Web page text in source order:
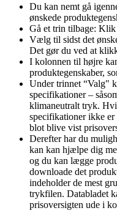
Du kan nemt gå
ønskede
Gå et trin tilbage: Klik
Vælg til sidst det
Det gør du ved at
I kolonnen til højre
produktegenskaber,
Under trinnet “Valg"
specifikationer –
klimaneutralt tryk.
specifikationer ikke
blot blive vist
Derefter har du
kan kan hjælpe dig
og du kan lægge
downloade det
indeholder de mest
trykfilen. Databladet
prisoversigten ude i